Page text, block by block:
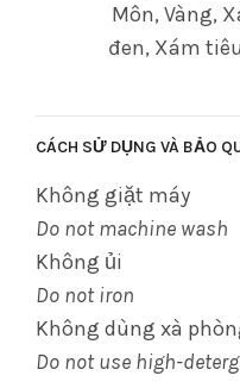
Môn, Vàng,
đen, Xám
CÁCH SỬ DỤNG VÀ BẢO
Không giặt máy
Do not machine wash
Không ủi
Do not iron
Không dùng xà
Do not use high-